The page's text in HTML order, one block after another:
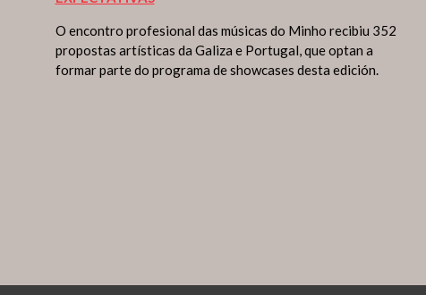
O encontro profesional das músicas do Minho recibiu 352
propostas artísticas da Galiza e Portugal, que optan a
formar parte do programa de showcases desta edición.